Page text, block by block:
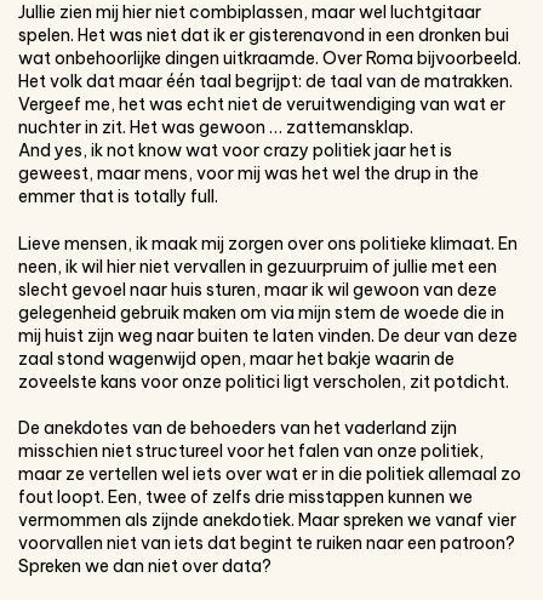
Jullie zien mij hier niet combiplassen, maar wel luchtgitaar
spelen. Het was niet dat ik er gisterenavond in een dronken bui
wat onbehoorlijke dingen uitkraamde. Over Roma bijvoorbeeld.
Het volk dat maar één taal begrijpt: de taal van de matrakken.
Vergeef me, het was echt niet de veruitwendiging van wat er
nuchter in zit. Het was gewoon … zattemansklap.
And yes, ik not know wat voor crazy politiek jaar het is
geweest, maar mens, voor mij was het wel the drup in the
emmer that is totally full.
Lieve mensen, ik maak mij zorgen over ons politieke klimaat. En
neen, ik wil hier niet vervallen in gezuurpruim of jullie met een
slecht gevoel naar huis sturen, maar ik wil gewoon van deze
gelegenheid gebruik maken om via mijn stem de woede die in
mij huist zijn weg naar buiten te laten vinden. De deur van deze
zaal stond wagenwijd open, maar het bakje waarin de
zoveelste kans voor onze politici ligt verscholen, zit potdicht.
De anekdotes van de behoeders van het vaderland zijn
misschien niet structureel voor het falen van onze politiek,
maar ze vertellen wel iets over wat er in die politiek allemaal zo
fout loopt. Een, twee of zelfs drie misstappen kunnen we
vermommen als zijnde anekdotiek. Maar spreken we vanaf vier
voorvallen niet van iets dat begint te ruiken naar een patroon?
Spreken we dan niet over data?